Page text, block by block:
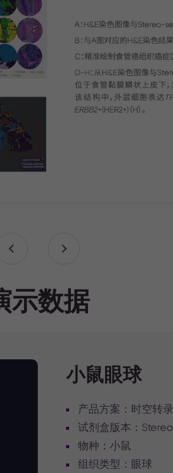
示数据
小鼠眼球
产品方案：时空转
试剂盒版本：
物种：小鼠
组织类型：眼球